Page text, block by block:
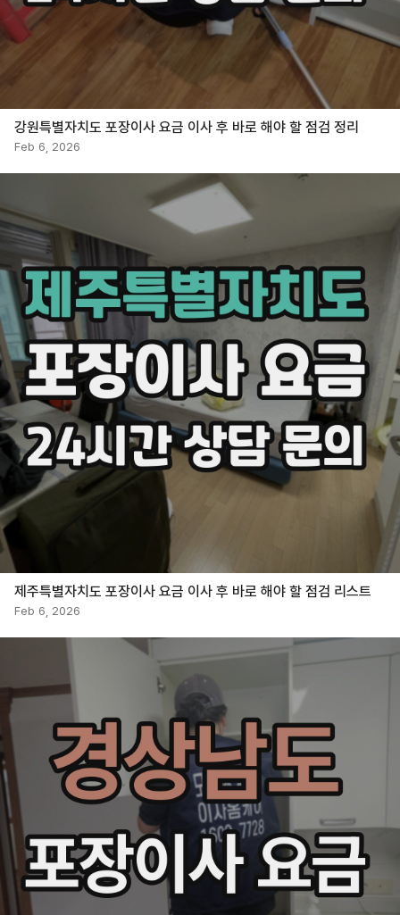
강원특별자치도 포장이사 요금 이사 후 바로 해야 할 점검 정리
Feb 6, 2026
제주특별자치도 포장이사 요금 이사 후 바로 해야 할 점검 리스트
Feb 6, 2026